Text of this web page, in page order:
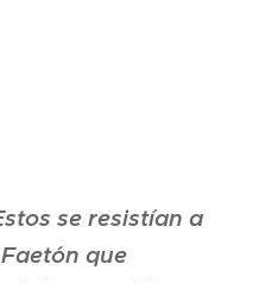
se resistían a
que